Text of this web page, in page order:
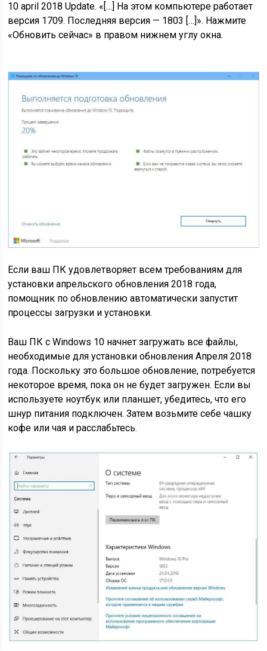
10 april 2018 Update. «[…] На этом компьютере работает
версия 1709. Последняя версия — 1803 […]». Нажмите
«Обновить сейчас» в правом нижнем углу окна.
Если ваш ПК удовлетворяет всем требованиям для
установки апрельского обновления 2018 года,
помощник по обновлению автоматически запустит
процессы загрузки и установки.
Ваш ПК с Windows 10 начнет загружать все файлы,
необходимые для установки обновления Апреля 2018
года. Поскольку это большое обновление, потребуется
некоторое время, пока он не будет загружен. Если вы
используете ноутбук или планшет, убедитесь, что его
шнур питания подключен. Затем возьмите себе чашку
кофе или чая и расслабьтесь.